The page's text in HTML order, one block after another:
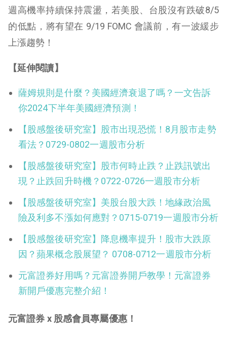
週高機率持續保持震盪，若美股、台股沒有跌破8/5
的低點，將有望在 9/19 FOMC 會議前，有一波緩步
上漲趨勢！
【延伸閱讀】
薩姆規則是什麼？美國經濟衰退了嗎？一文告訴
你2024下半年美國經濟預測！
【股感盤後研究室】股市出現恐慌！8月股市走勢
看法？0729-0802一週股市分析
【股感盤後研究室】股市何時止跌？止跌訊號出
現？止跌回升時機？0722-0726一週股市分析
【股感盤後研究室】美股台股大跌！地緣政治風
險及利多不漲如何應對？0715-0719一週股市分析
【股感盤後研究室】降息機率提升！股市大跌原
因？蘋果概念股展望？ 0708-0712一週股市分析
元富證券好用嗎？元富證券開戶教學！元富證券
新開戶優惠完整介紹！
元富證券 x 股感會員專屬優惠！